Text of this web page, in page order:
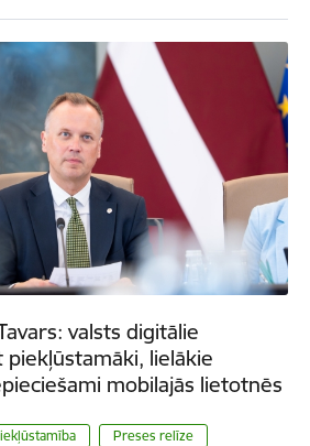
valsts digitālie
lielākie
mobilajās lietotnēs
Preses relīze